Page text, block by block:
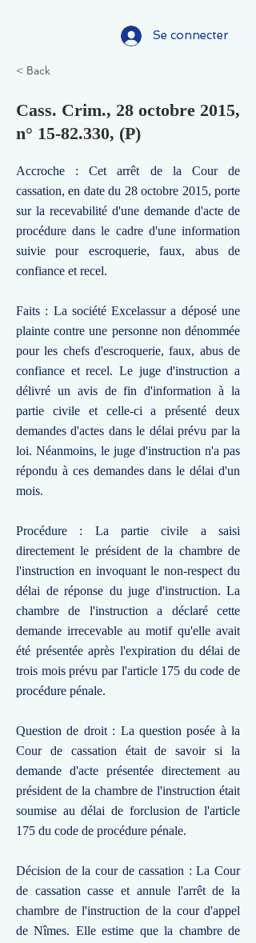
Se connecter
< Back
Cass. Crim., 28 octobre 2015,
n° 15-82.330, (P)
Accroche : Cet arrêt de la Cour de
cassation, en date du 28 octobre 2015, porte
sur la recevabilité d'une demande d'acte de
procédure dans le cadre d'une information
suivie pour escroquerie, faux, abus de
confiance et recel.
Faits : La société Excelassur a déposé une
plainte contre une personne non dénommée
pour les chefs d'escroquerie, faux, abus de
confiance et recel. Le juge d'instruction a
délivré un avis de fin d'information à la
partie civile et celle-ci a présenté deux
demandes d'actes dans le délai prévu par la
loi. Néanmoins, le juge d'instruction n'a pas
répondu à ces demandes dans le délai d'un
mois.
Procédure : La partie civile a saisi
directement le président de la chambre de
l'instruction en invoquant le non-respect du
délai de réponse du juge d'instruction. La
chambre de l'instruction a déclaré cette
demande irrecevable au motif qu'elle avait
été présentée après l'expiration du délai de
trois mois prévu par l'article 175 du code de
procédure pénale.
Question de droit : La question posée à la
Cour de cassation était de savoir si la
demande d'acte présentée directement au
président de la chambre de l'instruction était
soumise au délai de forclusion de l'article
175 du code de procédure pénale.
Décision de la cour de cassation : La Cour
de cassation casse et annule l'arrêt de la
chambre de l'instruction de la cour d'appel
de Nîmes. Elle estime que la chambre de